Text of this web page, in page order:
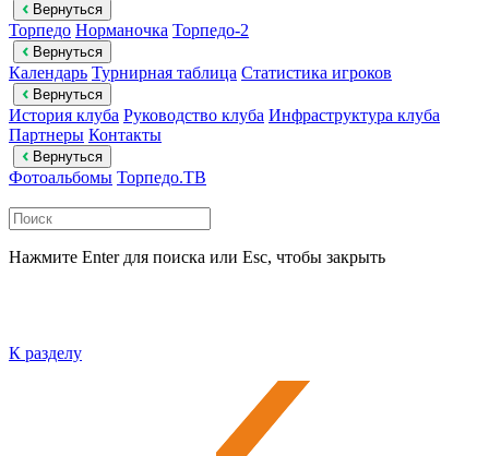
Вернуться
Торпедо Норманочка Торпедо-2
Вернуться
Календарь Турнирная таблица Статистика игроков
Вернуться
История клуба Руководство клуба Инфраструктура клуба
Партнеры Контакты
Вернуться
Фотоальбомы Торпедо.ТВ
Нажмите Enter для поиска или Esc, чтобы закрыть
К разделу